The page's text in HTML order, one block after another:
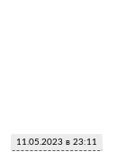
11.05.2023 в 23:11